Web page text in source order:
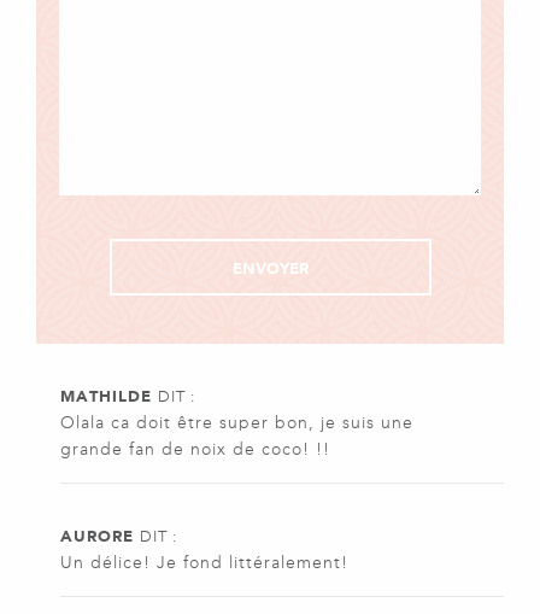
MATHILDE DIT :
Olala ca doit être super bon, je suis une
grande fan de noix de coco! !!
AURORE DIT :
Un délice! Je fond littéralement!